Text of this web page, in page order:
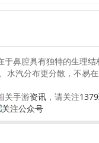
鼻腔具有独特的生理
汽分布更分散，不易
关手游资讯 ，请关注